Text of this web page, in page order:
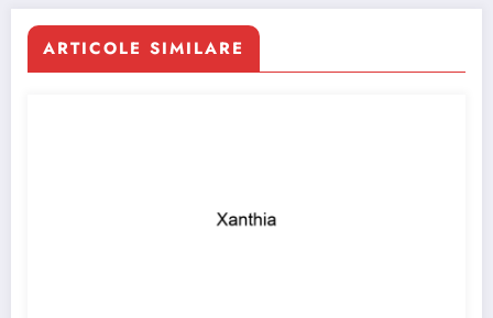
ARTICOLE SIMILARE